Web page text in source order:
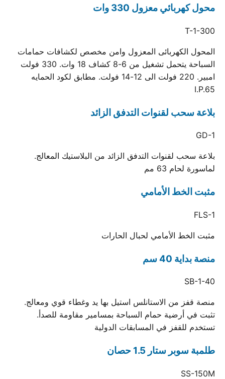
محول كهربائي معزول 330 وات
T-1-300
المحول الكهربائى المعزول وامن مخصص لكشافات حمامات
السباحة يتحمل تشغيل من 6-8 كشاف 18 وات. 330 فولت
امبير. 220 فولت الى 12-14 فولت. مطابق لكود الحمايه
I.P.65
بلاعة سحب لقنوات التدفق الزائد
GD-1
بلاعة سحب لقنوات التدفق الزائد من البلاستيك المعالج.
لماسورة لحام 63 مم
مثبت الخط الأمامي
FLS-1
مثبت الخط الأمامي لحبال الحارات
منصة بداية 40 سم
SB-1-40
منصة قفز من الاستانلس استيل بها يد وغطاء قوي ومعالج.
تثبت في أرضية حمام السباحة بمسامير مقاومة للصدأ.
تستخدم للقفز في المسابقات الدولية
طلمبة سوبر ستار 1.5 حصان
SS-150M